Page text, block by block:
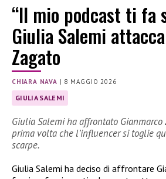
“Il mio podcast ti fa
Giulia Salemi
Zagato
CHIARA NAVA | 8 MAGGIO 2026
GIULIA SALEMI
Giulia Salemi ha affrontato Gianmarco
prima volta che l’influencer si toglie
scarpe.
Giulia Salemi ha deciso di affrontare